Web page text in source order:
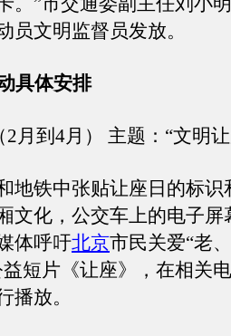
员文明监督员发放。
具体安排
到4月） 主题：“文明让
铁中张贴让座日的标识
文化，公交车上的电子屏
体呼吁北京市民关爱“老
短片《让座》，在相关
播放。